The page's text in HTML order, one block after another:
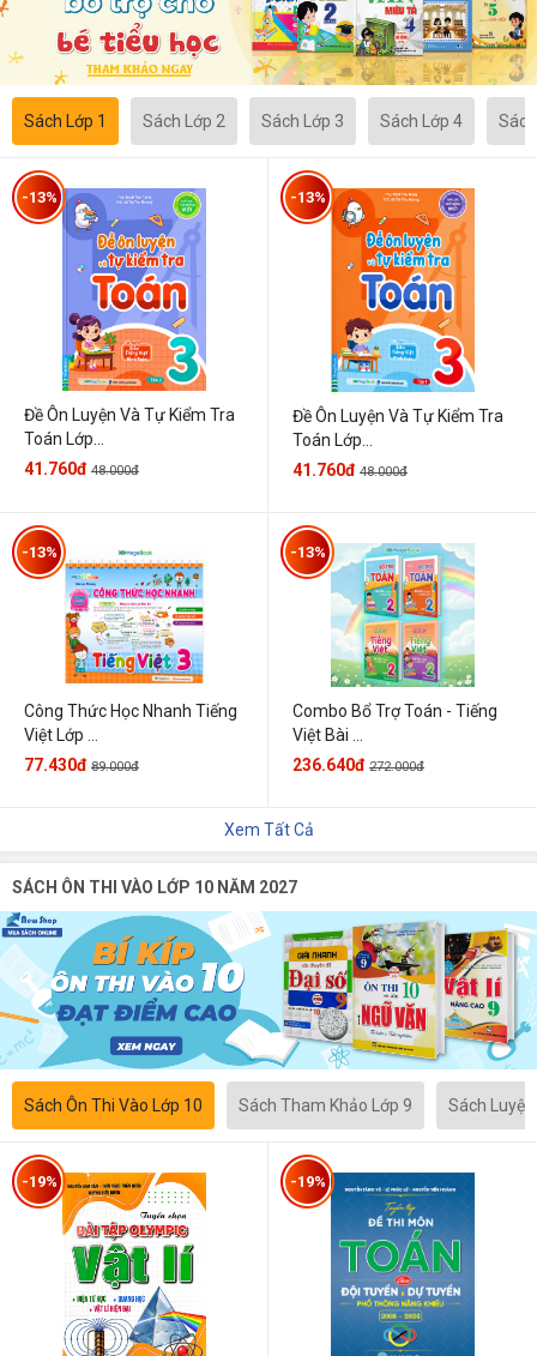
Sách Lớp 1 Sách Lớp 2 Sách Lớp 3 Sách Lớp 4
Đề Ôn Luyện Và Tự Kiểm Tra
Toán Lớp...
-13%
41.760đ 48.000đ
Đề Ôn Luyện Và Tự Kiểm Tra
Toán Lớp...
-13%
41.760đ 48.000đ
Công Thức Học Nhanh Tiếng
Việt Lớp ...
-13%
77.430đ 89.000đ
Combo Bổ Trợ Toán - Tiếng
Việt Bài ...
-13%
236.640đ 272.000đ
Xem Tất Cả
SÁCH ÔN THI VÀO LỚP 10 NĂM 2027
Sách Ôn Thi Vào Lớp 10 Sách Tham Khảo Lớp 9 Sách
-19% -19%